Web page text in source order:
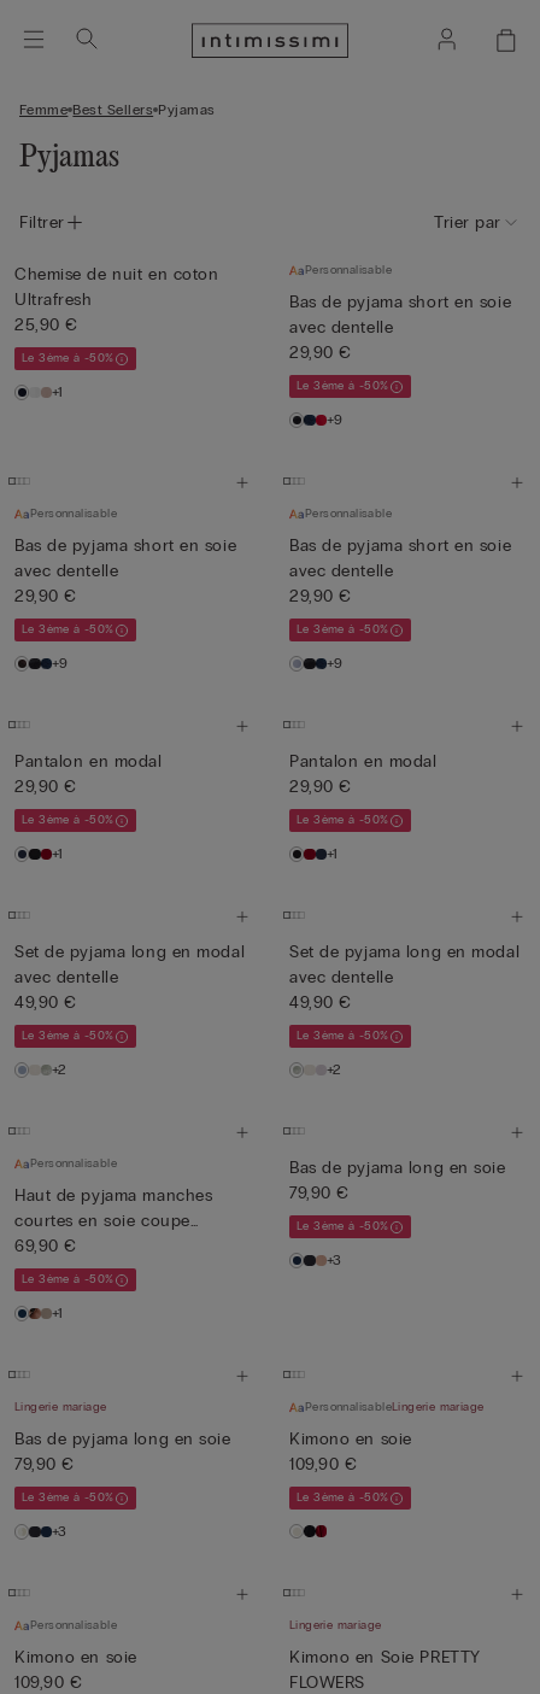
Femme Best Sellers Pyjamas
Pyjamas
Filtrer Trier par
Chemise de nuit en coton
Ultrafresh
25,90 €
Le 3ème à -50%
+1
Personnalisable
Bas de pyjama short en soie
avec dentelle
29,90 €
Le 3ème à -50%
+9
Personnalisable
Bas de pyjama short en soie
avec dentelle
29,90 €
Le 3ème à -50%
+9
Personnalisable
Bas de pyjama short en soie
avec dentelle
29,90 €
Le 3ème à -50%
+9
Pantalon en modal
29,90 €
Le 3ème à -50%
+1
Pantalon en modal
29,90 €
Le 3ème à -50%
+1
Set de pyjama long en modal
avec dentelle
49,90 €
Le 3ème à -50%
+2
Set de pyjama long en modal
avec dentelle
49,90 €
Le 3ème à -50%
+2
Personnalisable
Haut de pyjama manches
courtes en soie coupe
homme
69,90 €
Le 3ème à -50%
+1
Bas de pyjama long en soie
79,90 €
Le 3ème à -50%
+3
Lingerie mariage
Bas de pyjama long en soie
79,90 €
Le 3ème à -50%
+3
PersonnalisableLingerie mariage
Kimono en soie
109,90 €
Le 3ème à -50%
Personnalisable
Kimono en soie
109,90 €
Lingerie mariage
Kimono en Soie PRETTY
FLOWERS